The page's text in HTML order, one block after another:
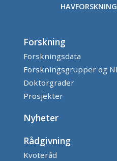
Forskning
Forskningsdata
Forskningsgrupper og
Doktorgrader
Prosjekter
Nyheter
Rådgivning
Kvoteråd